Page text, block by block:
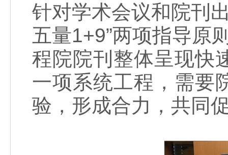
针对学术会议和院刊
五量1+9”两项指导原
程院院刊整体呈现快
一项系统工程，需要
验，形成合力，共同